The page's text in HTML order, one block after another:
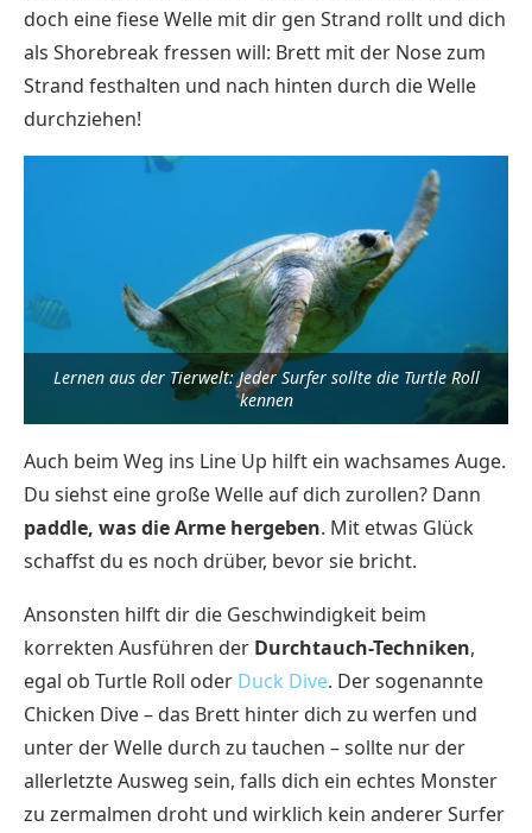
doch eine fiese Welle mit dir gen Strand rollt und dich
als Shorebreak fressen will: Brett mit der Nose zum
Strand festhalten und nach hinten durch die Welle
durchziehen!
Lernen aus der Tierwelt: Jeder Surfer sollte die Turtle Roll
kennen
Auch beim Weg ins Line Up hilft ein wachsames Auge.
Du siehst eine große Welle auf dich zurollen? Dann
paddle, was die Arme hergeben. Mit etwas Glück
schaffst du es noch drüber, bevor sie bricht.
Ansonsten hilft dir die Geschwindigkeit beim
korrekten Ausführen der Durchtauch-Techniken,
egal ob Turtle Roll oder Duck Dive. Der sogenannte
Chicken Dive – das Brett hinter dich zu werfen und
unter der Welle durch zu tauchen – sollte nur der
allerletzte Ausweg sein, falls dich ein echtes Monster
zu zermalmen droht und wirklich kein anderer Surfer